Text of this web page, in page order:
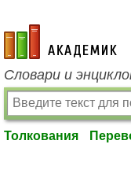
academic.ru
Словари и
Толкования